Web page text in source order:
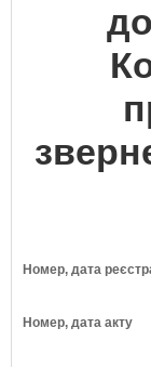
Номер, дата
Номер, дата акту